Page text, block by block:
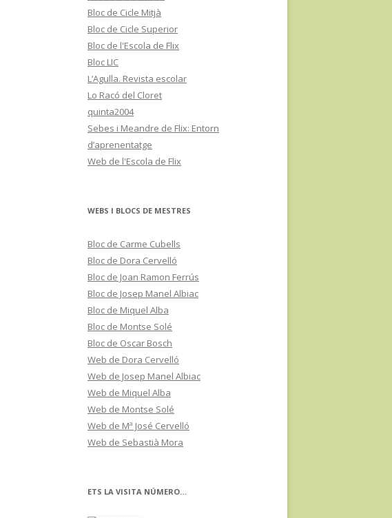
Bloc de Cicle Mitjà
Bloc de Cicle Superior
Bloc de l'Escola de Flix
Bloc LIC
L’Agulla. Revista escolar
Lo Racó del Cloret
quinta2004
Sebes i Meandre de Flix: Entorn
d’aprenentatge
Web de l'Escola de Flix
WEBS I BLOCS DE MESTRES
Bloc de Carme Cubells
Bloc de Dora Cervelló
Bloc de Joan Ramon Ferrús
Bloc de Josep Manel Albiac
Bloc de Miquel Alba
Bloc de Montse Solé
Bloc de Oscar Bosch
Web de Dora Cervelló
Web de Josep Manel Albiac
Web de Miquel Alba
Web de Montse Solé
Web de Mª José Cervelló
Web de Sebastià Mora
ETS LA VISITA NÚMERO…